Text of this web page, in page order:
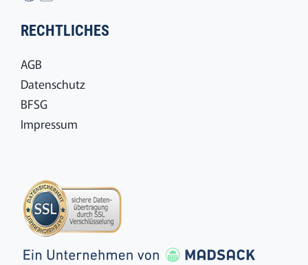
RECHTLICHES
AGB
Datenschutz
BFSG
Impressum